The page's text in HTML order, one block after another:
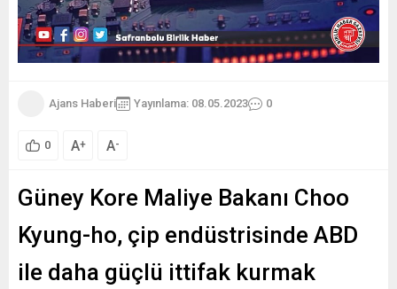
Ajans Haberi Yayınlama: 08.05.2023 0
0 A+ A-
Güney Kore Maliye Bakanı Choo
Kyung-ho, çip endüstrisinde ABD
ile daha güçlü ittifak kurmak